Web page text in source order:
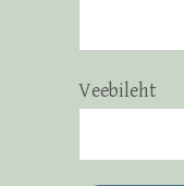
Veebileht